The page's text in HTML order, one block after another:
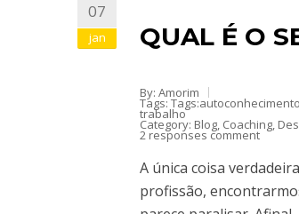
07
jan QUAL É O
By: Amorim
Tags: Tags:autoconhecimento
trabalho
Category: Blog, Coaching,
2 responses comment
A única coisa
profissão,